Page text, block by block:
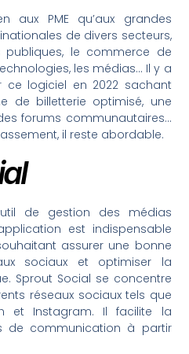
aux PME qu’aux grandes
de divers secteurs,
le commerce de
les médias… Il y a
logiciel en 2022 sachant
de billetterie optimisé, une
forums communautaires…
il reste abordable.
de gestion des médias
est indispensable
assurer une bonne
sociaux et optimiser la
Sprout Social se concentre
réseaux sociaux tels que
et Instagram. Il facilite la
de communication à partir